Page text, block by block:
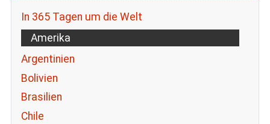
In 365 Tagen um die Welt
Amerika
Argentinien
Bolivien
Brasilien
Chile